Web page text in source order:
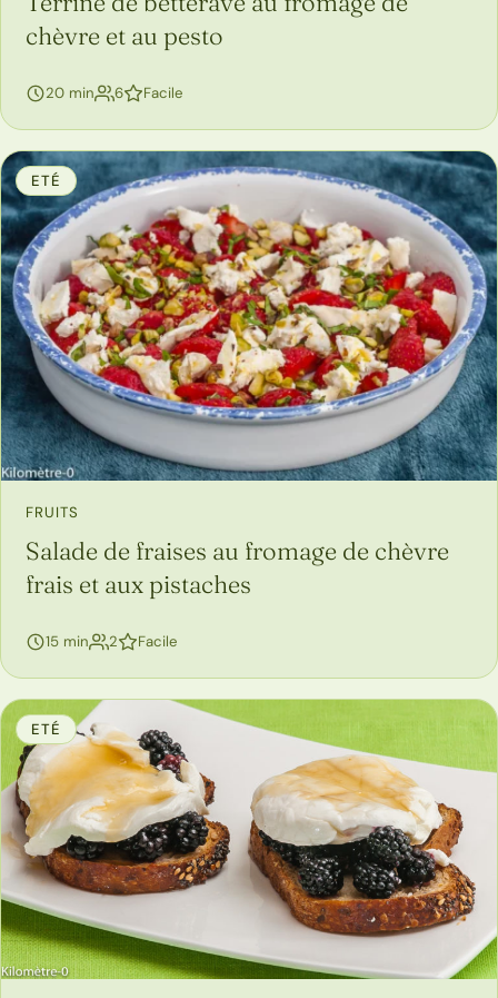
chèvre et au pesto
20 min 6personnes
Facile
ETÉ
FRUITS
Salade de fraises au fromage de chèvre
frais et aux pistaches
15 min 2personnes
Facile
ETÉ